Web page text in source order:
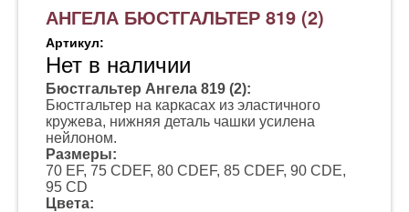
АНГЕЛА БЮСТГАЛЬТЕР 819 (2)
Артикул:
Нет в наличии
Бюстгальтер Ангела 819 (2):
Бюстгальтер на каркасах из эластичного
кружева, нижняя деталь чашки усилена
нейлоном.
Размеры:
70 EF, 75 CDEF, 80 CDEF, 85 CDEF, 90 CDE,
95 CD
Цвета: